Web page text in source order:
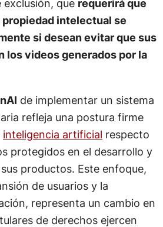
exclusión, que requerirá que
intelectual se
si desean evitar que sus
los videos generados por la
de implementar un sistema
refleja una postura firme
inteligencia artificial respecto
protegidos en el desarrollo y
productos. Este enfoque,
de usuarios y la
representa un cambio en
de derechos ejercen